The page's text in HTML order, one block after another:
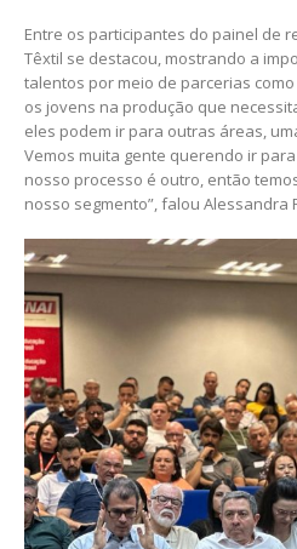
Entre os participantes do painel de
Têxtil se destacou, mostrando a
talentos por meio de parcerias
os jovens na produção que
eles podem ir para outras áreas,
Vemos muita gente querendo ir
nosso processo é outro, então
nosso segmento”, falou Alessandra